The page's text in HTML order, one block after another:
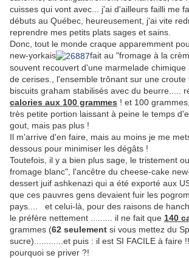
cuisses qui vont avec... j'ai d'ailleurs failli me
débuts au Québec, heureusement, j'ai vite
reprendre mes petits plats sages et sains.
Donc, tout le monde craque apparemment
new-yorkais
fait au "fromage à la
souvent recouvert d'une marmelade
de cerises., l'ensemble trônant sur une
biscuits graham stabilisés avec du beurre.....
calories aux 100 grammes ! et 100
très petite portion laissant à peine le temps
gout, mais pas plus !
Il m'arrive d'en faire, mais au moins je me
dessous pour minimiser les dégâts !
Toutefois, il y a bien plus sage, le tristement
fromage blanc", l'ancêtre du cheese-cake
dessert juif ashkenazi qui a été exporté aux
que ces pauvres gens devaient fuir les
pays.... et celui-là, pour des raisons de
le préfère nettement ......... il ne fait que 140
grammes (62 seulement si vous mettez du
sucre)............et puis : il est SI FACILE à faire
pourquoi se priver ?!